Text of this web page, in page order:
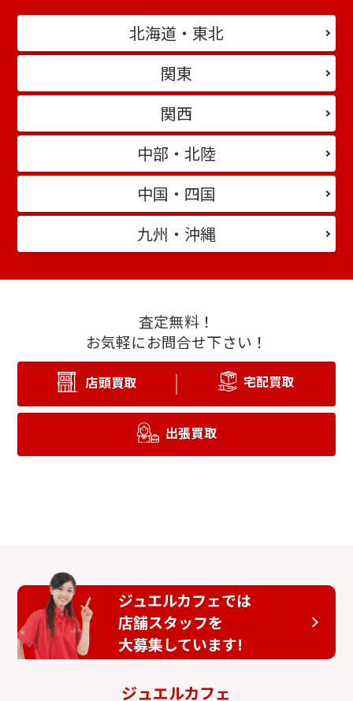
北海道・東北
関東
関西
中部・北陸
中国・四国
九州・沖縄
査定無料！
お気軽にお問合せ下さい！
店頭買取 宅配買取
出張買取
ジュエルカフェでは
店舗スタッフを
大募集しています!
ジュエルカフェ